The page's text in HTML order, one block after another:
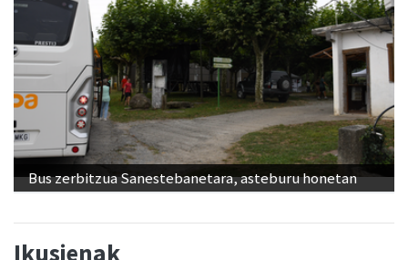
Bus zerbitzua Sanestebanetara, asteburu honetan
Ikusienak